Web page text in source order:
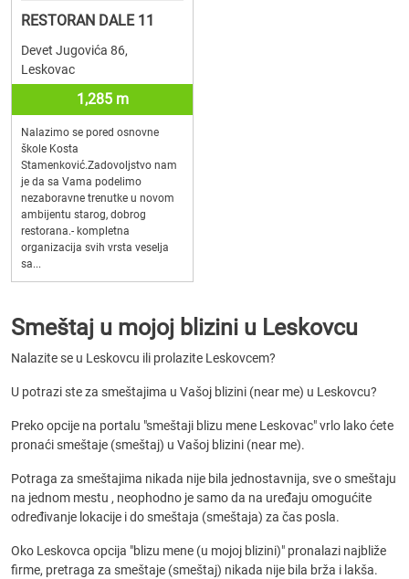
RESTORAN DALE 11
Devet Jugovića 86,
Leskovac
1,285 m
Nalazimo se pored osnovne
škole Kosta
Stamenković.Zadovoljstvo nam
je da sa Vama podelimo
nezaboravne trenutke u novom
ambijentu starog, dobrog
restorana.- kompletna
organizacija svih vrsta veselja
sa...
Smeštaj u mojoj blizini u Leskovcu
Nalazite se u Leskovcu ili prolazite Leskovcem?
U potrazi ste za smeštajima u Vašoj blizini (near me) u Leskovcu?
Preko opcije na portalu "smeštaji blizu mene Leskovac" vrlo lako ćete
pronaći smeštaje (smeštaj) u Vašoj blizini (near me).
Potraga za smeštajima nikada nije bila jednostavnija, sve o smeštaju
na jednom mestu , neophodno je samo da na uređaju omogućite
određivanje lokacije i do smeštaja (smeštaja) za čas posla.
Oko Leskovca opcija "blizu mene (u mojoj blizini)" pronalazi najbliže
firme, pretraga za smeštaje (smeštaj) nikada nije bila brža i lakša.